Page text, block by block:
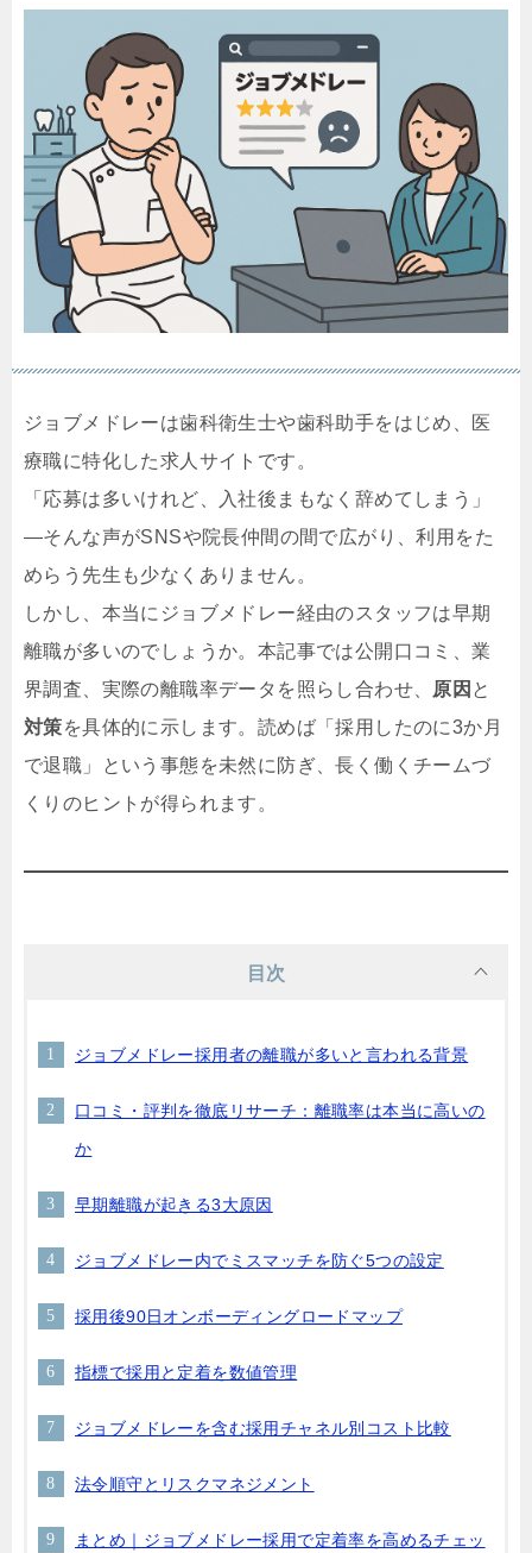
ジョブメドレーは歯科衛生士や歯科助手をはじめ、医
療職に特化した求人サイトです。
「応募は多いけれど、入社後まもなく辞めてしまう」
—そんな声がSNSや院長仲間の間で広がり、利用をた
めらう先生も少なくありません。
しかし、本当にジョブメドレー経由のスタッフは早期
離職が多いのでしょうか。本記事では公開口コミ、業
界調査、実際の離職率データを照らし合わせ、 原因 と
対策を具体的に示します。読めば「採用したのに3か月
で退職」という事態を未然に防ぎ、長く働くチームづ
くりのヒントが得られます。
目次
ジョブメドレー採用者の離職が多いと言われる背景
口コミ・評判を徹底リサーチ：離職率は本当に高いの
か
早期離職が起きる3大原因
ジョブメドレー内でミスマッチを防ぐ5つの設定
採用後90日オンボーディングロードマップ
指標で採用と定着を数値管理
ジョブメドレーを含む採用チャネル別コスト比較
法令順守とリスクマネジメント
まとめ｜ジョブメドレー採用で定着率を高めるチェッ